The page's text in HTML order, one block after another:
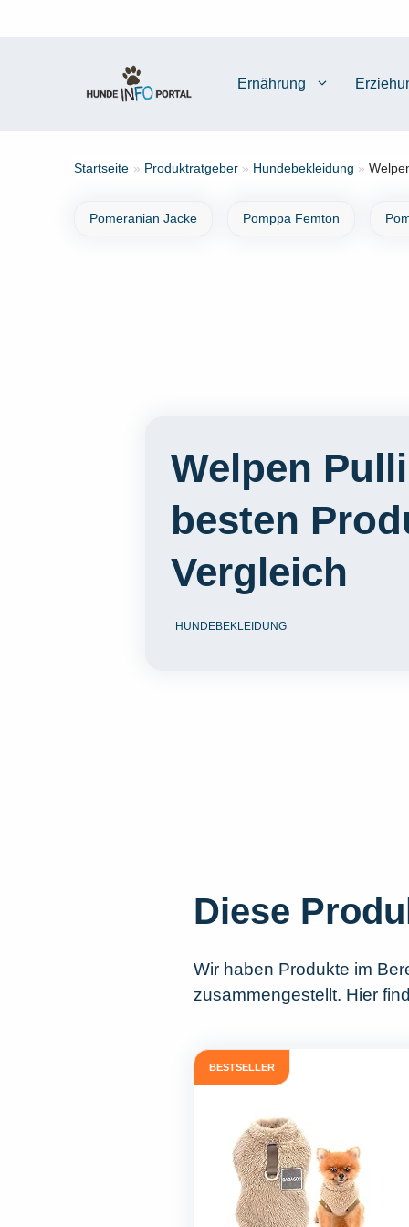
Ernährung
Startseite » Produktratgeber » Hundebekleidung »
Pomeranian Jacke Pomppa Femton
Welpen
besten
Vergleich
HUNDEBEKLEIDUNG
Diese
Wir haben Produkte im
zusammengestellt. Hier
BESTSELLER